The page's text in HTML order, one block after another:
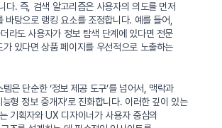
다. 즉, 검색 알고리즘은 사용자의 의도를 먼저
바탕으로 랭킹 요소를 조정합니다. 예를 들어,
라도 사용자가 정보 탐색 단계에 있다면 전문
있다면 상품 페이지를 우선적으로 노출하는
은 단순한 ‘정보 제공 도구’를 넘어서, 맥락과
능형 정보 중개자’로 진화합니다. 이러한 깊이 있는
는 기획자와 UX 디자이너가 사용자 중심의